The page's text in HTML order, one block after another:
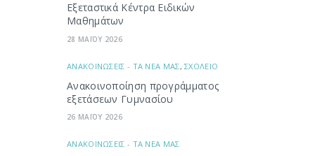
Εξεταστικά Κέντρα Ειδικών
Μαθημάτων
28 ΜΑΪΟΥ 2026
ΑΝΑΚΟΙΝΩΣΕΙΣ - ΤΑ ΝΕΑ ΜΑΣ,ΣΧΟΛΕΙΟ
Ανακοινοποίηση προγράμματος
εξετάσεων Γυμνασίου
26 ΜΑΪΟΥ 2026
ΑΝΑΚΟΙΝΩΣΕΙΣ - ΤΑ ΝΕΑ ΜΑΣ